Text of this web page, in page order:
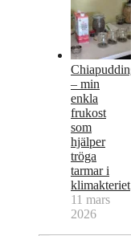
– min
enkla
frukost
som
hjälper
tröga
tarmar i
klimakteriet
11 mars
2026